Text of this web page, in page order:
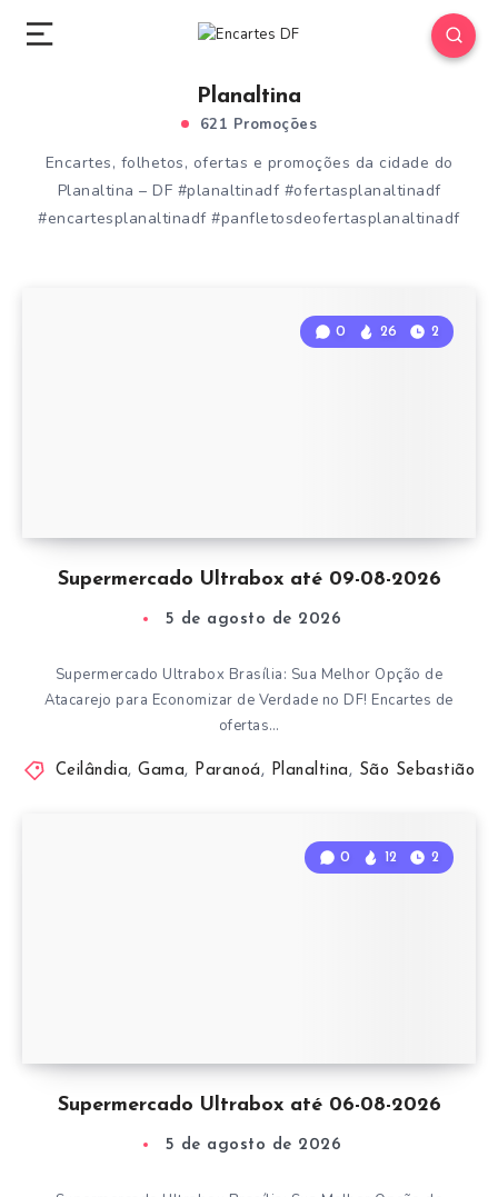
Planaltina
621 Promoções
Encartes, folhetos, ofertas e promoções da cidade do
Planaltina – DF #planaltinadf #ofertasplanaltinadf
#encartesplanaltinadf #panfletosdeofertasplanaltinadf
Supermercado Ultrabox até 09-08-2026
0 26 2
5 de agosto de 2026
Supermercado Ultrabox Brasília: Sua Melhor Opção de
Atacarejo para Economizar de Verdade no DF! Encartes de
ofertas…
Ceilândia, Gama, Paranoá, Planaltina, São Sebastião
Supermercado Ultrabox até 06-08-2026
0 12 2
5 de agosto de 2026